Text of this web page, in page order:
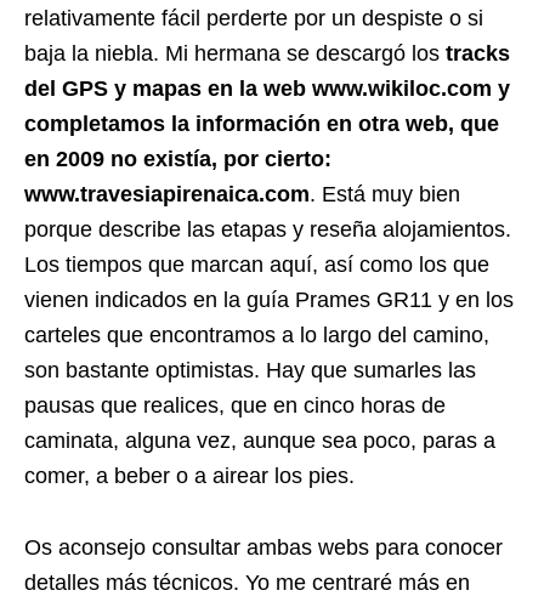
relativamente fácil perderte por un despiste o si
baja la niebla. Mi hermana se descargó los tracks
del GPS y mapas en la web www.wikiloc.com y
completamos la información en otra web, que
en 2009 no existía, por cierto:
www.travesiapirenaica.com. Está muy bien
porque describe las etapas y reseña alojamientos.
Los tiempos que marcan aquí, así como los que
vienen indicados en la guía Prames GR11 y en los
carteles que encontramos a lo largo del camino,
son bastante optimistas. Hay que sumarles las
pausas que realices, que en cinco horas de
caminata, alguna vez, aunque sea poco, paras a
comer, a beber o a airear los pies.
Os aconsejo consultar ambas webs para conocer
detalles más técnicos. Yo me centraré más en